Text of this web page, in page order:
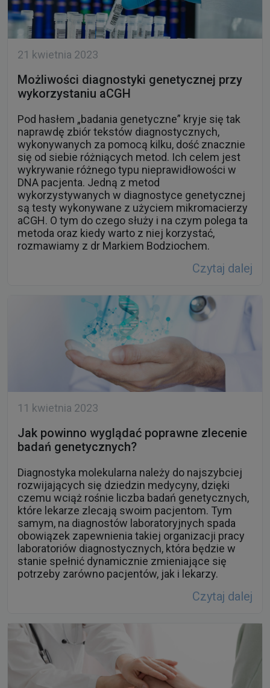
21 kwietnia 2023
Możliwości diagnostyki genetycznej przy
wykorzystaniu aCGH
Pod hasłem „badania genetyczne” kryje się tak
naprawdę zbiór tekstów diagnostycznych,
wykonywanych za pomocą kilku, dość znacznie
się od siebie różniących metod. Ich celem jest
wykrywanie różnego typu nieprawidłowości w
DNA pacjenta. Jedną z metod
wykorzystywanych w diagnostyce genetycznej
są testy wykonywane z użyciem mikromacierzy
aCGH. O tym do czego służy i na czym polega ta
metoda oraz kiedy warto z niej korzystać,
rozmawiamy z dr Markiem Bodziochem.
Czytaj dalej
11 kwietnia 2023
Jak powinno wyglądać poprawne zlecenie
badań genetycznych?
Diagnostyka molekularna należy do najszybciej
rozwijających się dziedzin medycyny, dzięki
czemu wciąż rośnie liczba badań genetycznych,
które lekarze zlecają swoim pacjentom. Tym
samym, na diagnostów laboratoryjnych spada
obowiązek zapewnienia takiej organizacji pracy
laboratoriów diagnostycznych, która będzie w
stanie spełnić dynamicznie zmieniające się
potrzeby zarówno pacjentów, jak i lekarzy.
Czytaj dalej